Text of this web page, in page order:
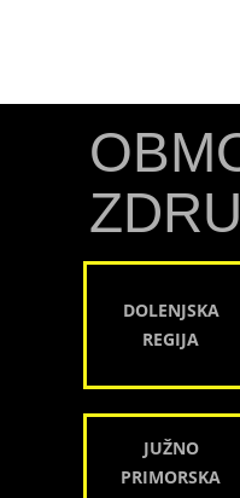
DOLENJSKA
REGIJA
JUŽNO
PRIMORSKA